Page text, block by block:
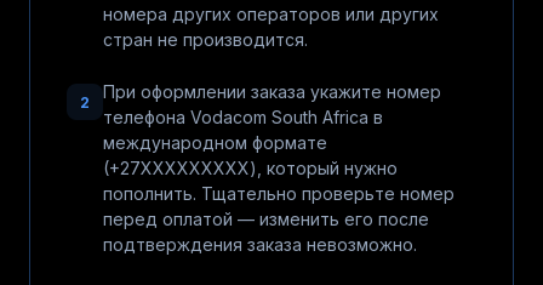
номера других операторов или других
стран не производится.
2
При оформлении заказа укажите номер
телефона Vodacom South Africa в
международном формате
(+27XXXXXXXXX), который нужно
пополнить. Тщательно проверьте номер
перед оплатой — изменить его после
подтверждения заказа невозможно.